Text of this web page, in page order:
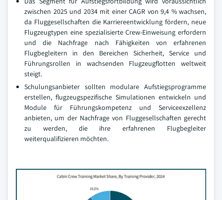
zwischen 2025 und 2034 mit einer CAGR von 9,4 % wachsen,
da Fluggesellschaften die Karriereentwicklung fördern, neue
Flugzeugtypen eine spezialisierte Crew-Einweisung erfordern
und die Nachfrage nach Fähigkeiten von erfahrenen
Flugbegleitern in den Bereichen Sicherheit, Service und
Führungsrollen in wachsenden Flugzeugflotten weltweit
steigt.
Schulungsanbieter sollten modulare Aufstiegsprogramme
erstellen, flugzeugspezifische Simulationen entwickeln und
Module für Führungskompetenz und Serviceexzellenz
anbieten, um der Nachfrage von Fluggesellschaften gerecht
zu werden, die ihre erfahrenen Flugbegleiter
weiterqualifizieren möchten.